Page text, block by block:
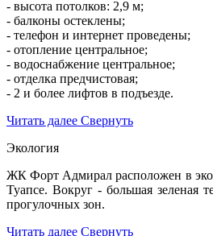
- высота потолков: 2,9 м;
- балконы остеклены;
- телефон и интернет проведены;
- отопление центральное;
- водоснабжение центральное;
- отделка предчистовая;
- 2 и более лифтов в подъезде.
Читать далее Свернуть
Экология
ЖК Форт Адмирал расположен в
Туапсе. Вокруг - большая зеленая
прогулочных зон.
Читать далее Свернуть